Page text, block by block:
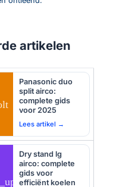
artikelen
Panasonic duo
split airco:
complete gids
voor 2025
Lees artikel →
Dry stand lg
airco: complete
gids voor
efficiënt koelen